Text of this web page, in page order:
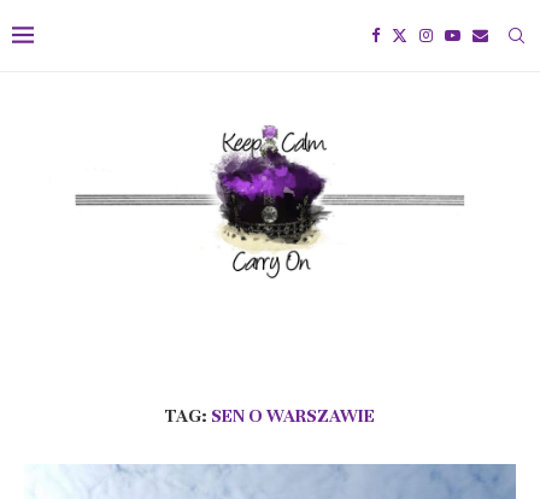
TAG: SEN O WARSZAWIE